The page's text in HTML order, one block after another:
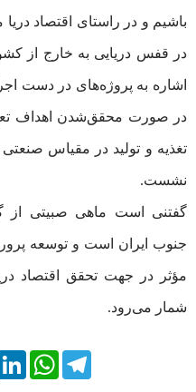
باشیم و در راستای اقتصاد
در قفس دریایی به خارج از
اشاره به پروژه‌های در دست
در صورت محقق‌شدن اهداف
تغذیه و تولید در مقیاس
نشست.
گفتنی است ماهی صبیتی از
جنوب ایران است و توسعه
مؤثر در جهت تحقق اقتصاد
شمار می‌رود.
WhatsAppTelegram